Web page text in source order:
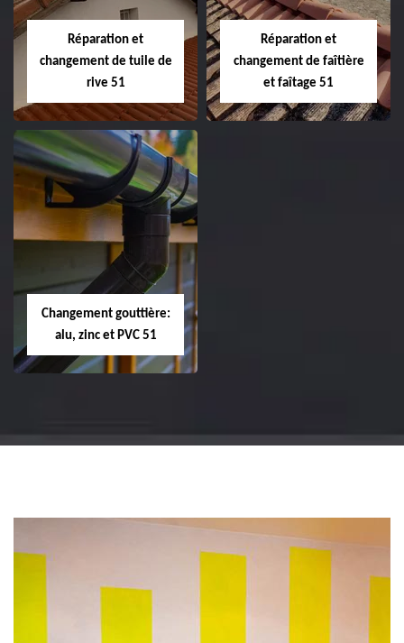
Marne
Réparation et
changement de tuile de
rive 51
Réparation et
changement de
tuile de rive 51
Réparation et
changement de faîtière
et faîtage 51
Changement gouttière:
alu, zinc et PVC 51
et PVC 51